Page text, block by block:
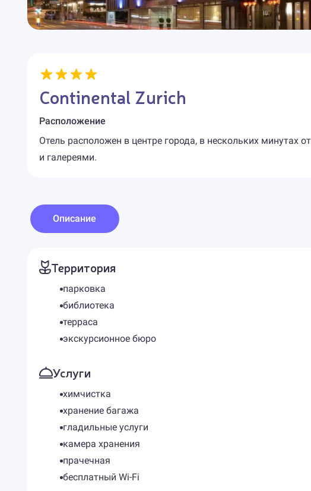
Continental Zurich
Расположение
Отель расположен в центре города, в нескольких минутах
и галереями.
Описание
Территория
парковка
библиотека
терраса
экскурсионное бюро
Услуги
химчистка
хранение багажа
гладильные услуги
камера хранения
прачечная
бесплатный Wi-Fi